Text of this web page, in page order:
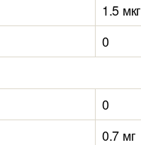
1.5 мкг
0
0
0.7 мг